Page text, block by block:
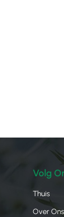
Volg
Thuis
Over Ons